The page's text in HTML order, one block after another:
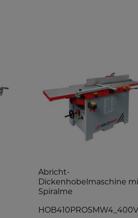
Abricht-
Dickenhobelmaschine
Spiralme